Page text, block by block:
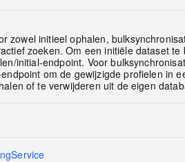
zowel initieel ophalen,
zoeken. Om een initiële dataset te
initial-endpoint. Voor
om de gewijzigde profielen in
of te verwijderen uit de eigen